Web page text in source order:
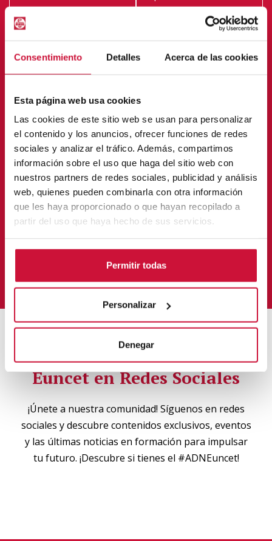
Consentimiento Detalles Acerca de las cookies
Esta página web usa cookies
Las cookies de este sitio web se usan para personalizar
el contenido y los anuncios, ofrecer funciones de redes
sociales y analizar el tráfico. Además, compartimos
información sobre el uso que haga del sitio web con
nuestros partners de redes sociales, publicidad y análisis
web, quienes pueden combinarla con otra información
que les haya proporcionado o que hayan recopilado a
partir del uso que haya hecho de sus servicios.
Permitir todas
Personalizar
Denegar
Euncet en Redes Sociales
¡Únete a nuestra comunidad! Síguenos en redes
sociales y descubre contenidos exclusivos, eventos
y las últimas noticias en formación para impulsar
tu futuro. ¡Descubre si tienes el #ADNEuncet!